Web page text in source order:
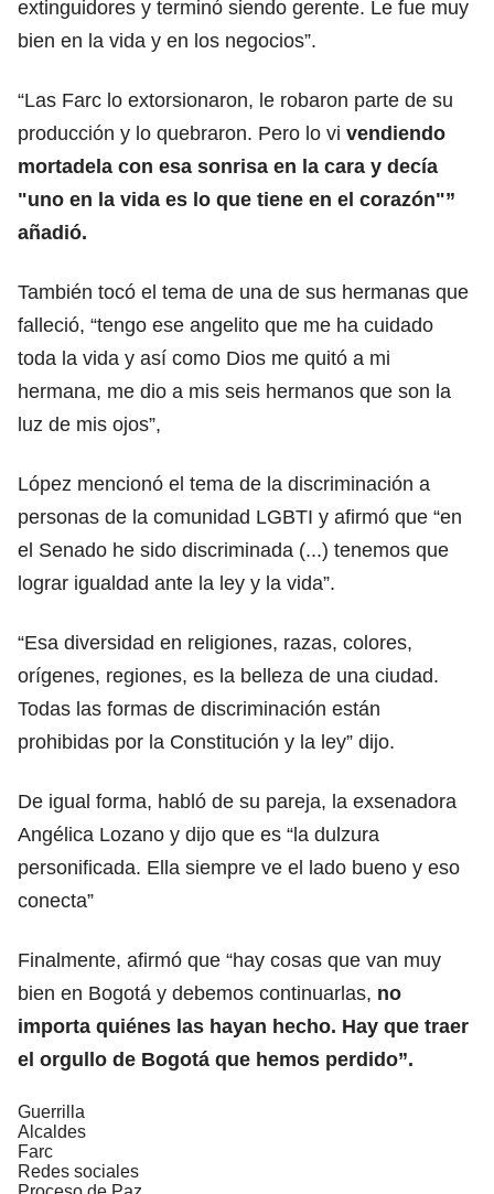
extinguidores y terminó siendo gerente. Le fue muy
bien en la vida y en los negocios”.
“Las Farc lo extorsionaron, le robaron parte de su
producción y lo quebraron. Pero lo vi vendiendo
mortadela con esa sonrisa en la cara y decía
"uno en la vida es lo que tiene en el corazón"”
añadió.
También tocó el tema de una de sus hermanas que
falleció, “tengo ese angelito que me ha cuidado
toda la vida y así como Dios me quitó a mi
hermana, me dio a mis seis hermanos que son la
luz de mis ojos”,
López mencionó el tema de la discriminación a
personas de la comunidad LGBTI y afirmó que “en
el Senado he sido discriminada (...) tenemos que
lograr igualdad ante la ley y la vida”.
“Esa diversidad en religiones, razas, colores,
orígenes, regiones, es la belleza de una ciudad.
Todas las formas de discriminación están
prohibidas por la Constitución y la ley” dijo.
De igual forma, habló de su pareja, la exsenadora
Angélica Lozano y dijo que es “la dulzura
personificada. Ella siempre ve el lado bueno y eso
conecta”
Finalmente, afirmó que “hay cosas que van muy
bien en Bogotá y debemos continuarlas, no
importa quiénes las hayan hecho. Hay que traer
el orgullo de Bogotá que hemos perdido”.
Guerrilla
Alcaldes
Farc
Redes sociales